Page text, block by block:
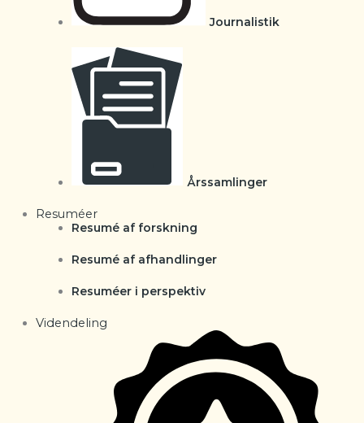
Journalistik
Årssamlinger
Resuméer
Resumé af forskning
Resumé af afhandlinger
Resuméer i perspektiv
Videndeling